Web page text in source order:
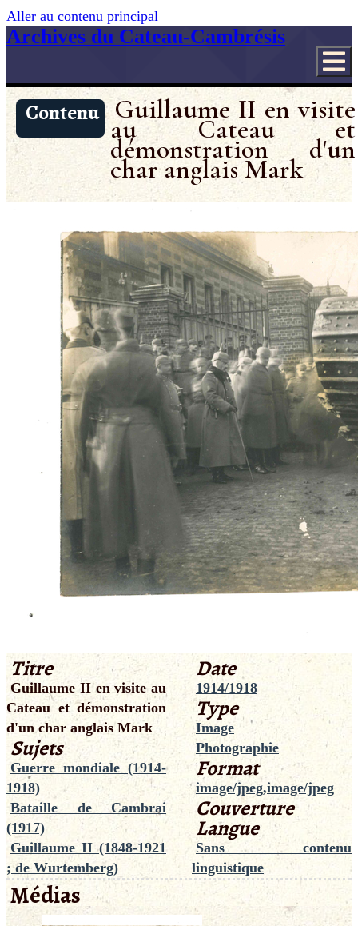
Aller au contenu principal
Archives du Cateau-Cambrésis
Contenu Guillaume II en visite
au Cateau et
démonstration d'un
char anglais Mark
Titre
Guillaume II en visite au
Cateau et démonstration
d'un char anglais Mark
Sujets
Guerre mondiale (1914-
1918)
Bataille de Cambrai
(1917)
Guillaume II (1848-1921
; de Wurtemberg)
Date
1914/1918
Type
Image
Photographie
Format
image/jpeg,image/jpeg
Couverture
Langue
Sans contenu
linguistique
Médias